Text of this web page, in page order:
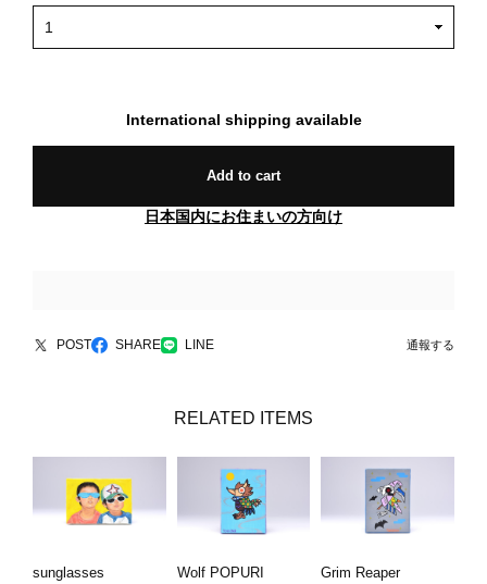
International shipping available
Add to cart
日本国内にお住まいの方向け
POST SHARE LINE 通報する
RELATED ITEMS
sunglasses
Wolf POPURI
Grim Reaper